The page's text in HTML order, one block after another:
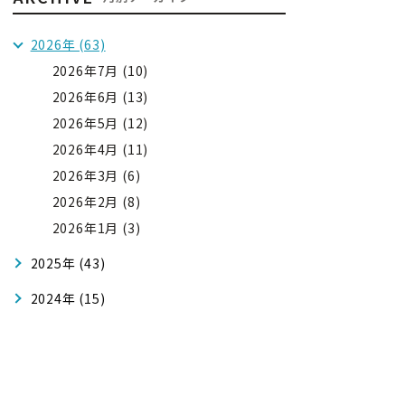
2026年 (63)
2026年7月 (10)
2026年6月 (13)
2026年5月 (12)
2026年4月 (11)
2026年3月 (6)
2026年2月 (8)
2026年1月 (3)
2025年 (43)
2024年 (15)